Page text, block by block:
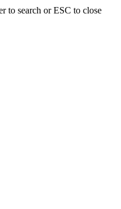
to search or ESC to close